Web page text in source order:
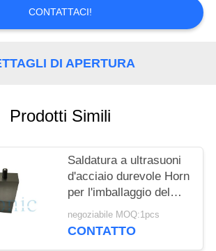
CONTATTACI!
DI APERTURA
Prodotti Simili
Saldatura a ultrasuoni
d'acciaio durevole Horn
per l'imballaggio del
contenitore di carta
patinata del PE
negoziabile MOQ:1pcs
CONTATTO